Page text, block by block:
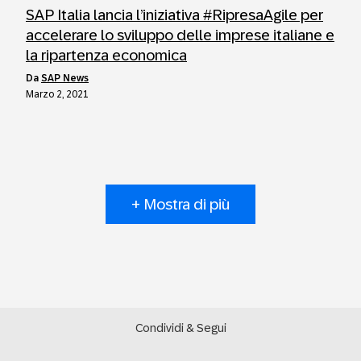
SAP Italia lancia l’iniziativa #RipresaAgile per
accelerare lo sviluppo delle imprese italiane e
la ripartenza economica
da SAP News
Marzo 2, 2021
+ Mostra di più
Condividi & Segui